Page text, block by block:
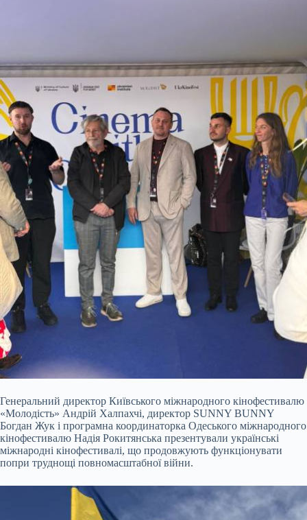
Генеральний директор Київського міжнародного кінофестивалю
«Молодість» Андрій Халпахчі, директор SUNNY BUNNY
Богдан Жук і програмна координаторка Одеського міжнародного
кінофестивалю Надія Рокитянська презентували українські
міжнародні кінофестивалі, що продовжують функціонувати
попри труднощі повномасштабної війни.